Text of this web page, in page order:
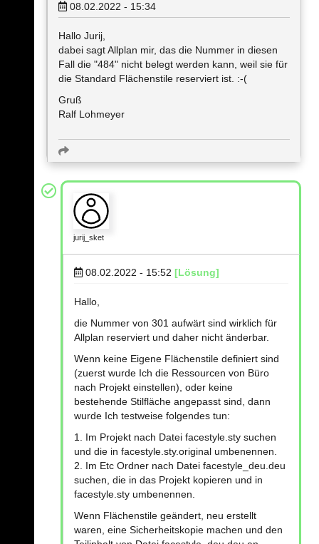
08.02.2022 - 15:34
Hallo Jurij,
dabei sagt Allplan mir, das die Nummer in diesen
Fall die "484" nicht belegt werden kann, weil sie für
die Standard Flächenstile reserviert ist. :-(
Gruß
Ralf Lohmeyer
jurij_sket
08.02.2022 - 15:52 [Lösung]
Hallo,
die Nummer von 301 aufwärt sind wirklich für
Allplan reserviert und daher nicht änderbar.
Wenn keine Eigene Flächenstile definiert sind
(zuerst wurde Ich die Ressourcen von Büro
nach Projekt einstellen), oder keine
bestehende Stilfläche angepasst sind, dann
wurde Ich testweise folgendes tun:
1. Im Projekt nach Datei facestyle.sty suchen
und die in facestyle.sty.original umbenennen.
2. Im Etc Ordner nach Datei facestyle_deu.deu
suchen, die in das Projekt kopieren und in
facestyle.sty umbenennen.
Wenn Flächenstile geändert, neu erstellt
waren, eine Sicherheitskopie machen und den